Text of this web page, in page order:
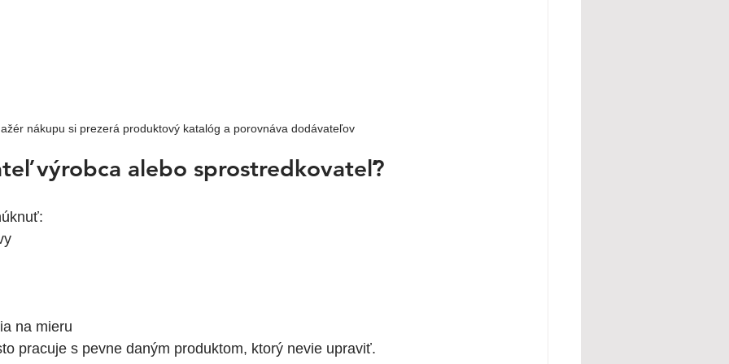
nákupu si prezerá produktový katalóg a porovnáva dodávateľov
výrobca alebo sprostredkovateľ?
na mieru
pracuje s pevne daným produktom, ktorý nevie upraviť.